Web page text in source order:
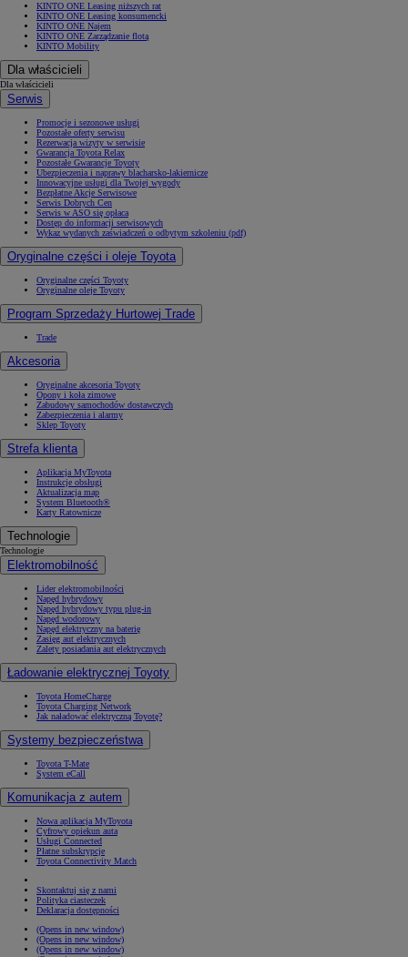
KINTO ONE Leasing niższych rat
KINTO ONE Leasing konsumencki
KINTO ONE Najem
KINTO ONE Zarządzanie flotą
KINTO Mobility
Dla właścicieli
Dla właścicieli
Serwis
Promocje i sezonowe usługi
Pozostałe oferty serwisu
Rezerwacja wizyty w serwisie
Gwarancja Toyota Relax
Pozostałe Gwarancje Toyoty
Ubezpieczenia i naprawy blacharsko-lakiernicze
Innowacyjne usługi dla Twojej wygody
Bezpłatne Akcje Serwisowe
Serwis Dobrych Cen
Serwis w ASO się opłaca
Dostęp do informacji serwisowych
Wykaz wydanych zaświadczeń o odbytym szkoleniu (pdf)
Oryginalne części i oleje Toyota
Oryginalne części Toyoty
Oryginalne oleje Toyoty
Program Sprzedaży Hurtowej Trade
Trade
Akcesoria
Oryginalne akcesoria Toyoty
Opony i koła zimowe
Zabudowy samochodów dostawczych
Zabezpieczenia i alarmy
Sklep Toyoty
Strefa klienta
Aplikacja MyToyota
Instrukcje obsługi
Aktualizacja map
System Bluetooth®
Karty Ratownicze
Technologie
Technologie
Elektromobilność
Lider elektromobilności
Napęd hybrydowy
Napęd hybrydowy typu plug-in
Napęd wodorowy
Napęd elektryczny na baterię
Zasięg aut elektrycznych
Zalety posiadania aut elektrycznych
Ładowanie elektrycznej Toyoty
Toyota HomeCharge
Toyota Charging Network
Jak naładować elektryczną Toyotę?
Systemy bezpieczeństwa
Toyota T-Mate
System eCall
Komunikacja z autem
Nowa aplikacja MyToyota
Cyfrowy opiekun auta
Usługi Connected
Płatne subskrypcje
Toyota Connectivity Match
Skontaktuj się z nami
Polityka ciasteczek
Deklaracja dostępności
(Opens in new window)
(Opens in new window)
(Opens in new window)